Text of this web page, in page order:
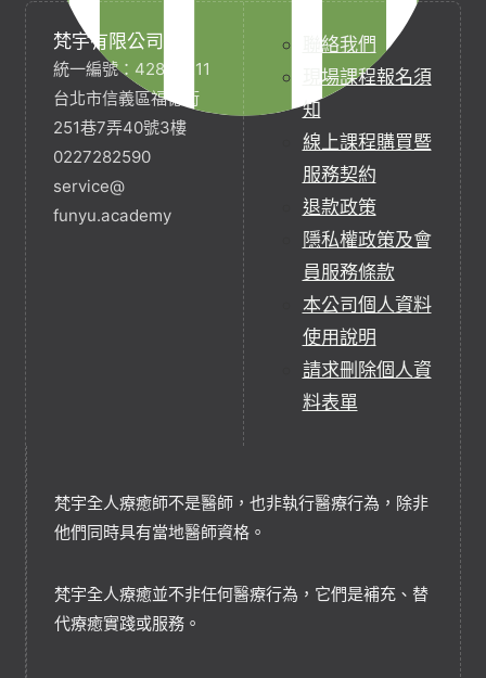
梵宇有限公司
統一編號：42854211
台北市信義區福德街
251巷7弄40號3樓
0227282590
service@
funyu.academy
聯絡我們
現場課程報名須
知
線上課程購買暨
服務契約
退款政策
隱私權政策及會
員服務條款
本公司個人資料
使用說明
請求刪除個人資
料表單
梵宇全人療癒師不是醫師，也非執行醫療行為，除非
他們同時具有當地醫師資格。
梵宇全人療癒並不非任何醫療行為，它們是補充、替
代療癒實踐或服務。